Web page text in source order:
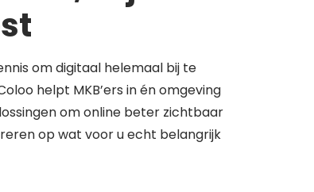
om digitaal helemaal bij te
helpt MKB’ers in én omgeving
om online beter zichtbaar
op wat voor u echt belangrijk